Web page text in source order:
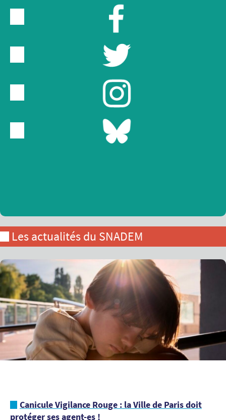
Les actualités du SNADEM
Canicule Vigilance Rouge : la Ville de Paris doit
protéger ses agent-es !